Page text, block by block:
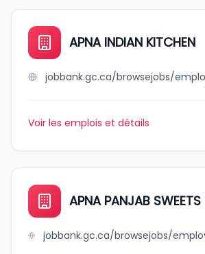
APNA INDIAN KITCHEN
Voir les emplois et détails
APNA PANJAB